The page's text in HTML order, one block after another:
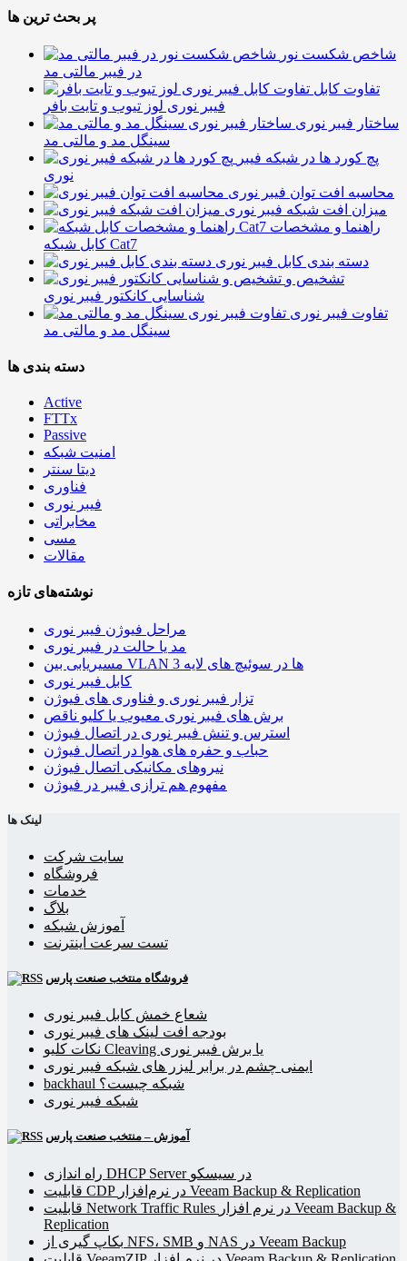
پر بحث ترین ها
شاخص شکست نور
در فیبر مالتی مد
تفاوت کابل
فیبر نوری لوز تیوب و تایت بافر
ساختار فیبر نوری
سینگل مد و مالتی مد
پچ کورد ها در شبکه فیبر
نوری
محاسبه افت توان فیبر نوری
میزان افت شبکه فیبر نوری
راهنما و مشخصات
کابل شبکه Cat7
دسته بندی کابل فیبر نوری
تشخیص و
شناسایی کانکتور فیبر نوری
تفاوت فیبر نوری
سینگل مد و مالتی مد
دسته بندی ها
Active
FTTx
Passive
امنیت شبکه
دیتا سنتر
فناوری
فیبر نوری
مخابراتی
مسی
مقالات
نوشته‌های تازه
مراحل فیوژن فیبر نوری
مد یا حالت در فیبر نوری
مسیریابی بین VLAN ها در سوئیچ های لایه 3
کابل فیبر نوری
تزار فیبر نوری و فناوری های فیوژن
برش های فیبر نوری معیوب یا کلیو ناقص
استرس و تنش فیبر نوری در اتصال فیوژن
حباب و حفره‌ های هوا در اتصال فیوژن
نیروهای مکانیکی اتصال فیوژن
مفهوم هم ترازی فیبر در فیوژن
لینک ها
سایت شرکت
فروشگاه
خدمات
بلاگ
آموزش شبکه
تست سرعت اینترنت
فروشگاه منتخب صنعت پارس
شعاع خمش کابل فیبر نوری
بودجه افت لینک های فیبر نوری
نکات کلیو Cleaving یا برش فیبر نوری
ایمنی چشم در برابر لیزر های شبکه فیبر نوری
backhaul شبکه چیست؟
شبکه فیبر نوری
آموزش – منتخب صنعت پارس
راه اندازی DHCP Server در سیسکو
قابلیت CDP در نرم‌افزار Veeam Backup & Replication
قابلیت Network Traffic Rules در نرم افزار Veeam Backup &
Replication
بکاپ گیری از NFS، SMB و NAS در Veeam Backup